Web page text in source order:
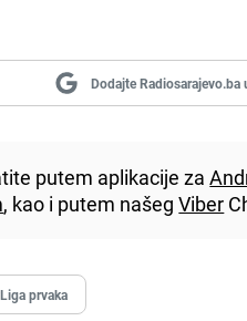
Dodajte
putem aplikacije za
, kao i putem našegViber
prvaka